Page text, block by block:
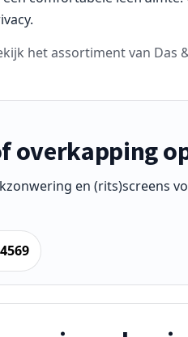
het assortiment van Das
overkapping
en (rits)screens